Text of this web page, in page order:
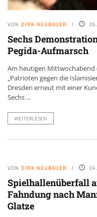
VON DIRK NEUBAUER
Sechs
Pegida-Aufmarsch
Am heutigen Mittwochabend
„Patrioten gegen die
Dresden erneut mit einer
Sechs ...
WEITERLESEN
VON DIRK NEUBAUER
Spielhallenüberfall
Fahndung nach
Glatze